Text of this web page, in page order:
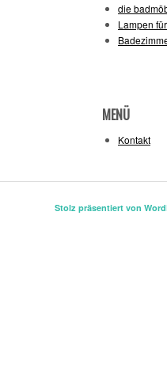
die
Lampen
MENÜ
Kontakt
Stolz präsentiert von